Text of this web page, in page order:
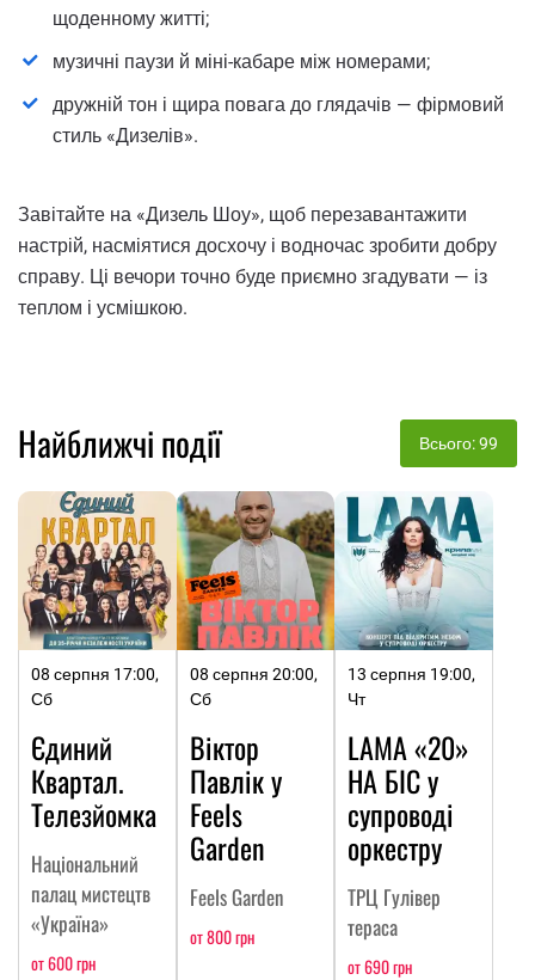
щоденному житті;
музичні паузи й міні-кабаре між номерами;
дружній тон і щира повага до глядачів — фірмовий
стиль «Дизелів».
Завітайте на «Дизель Шоу», щоб перезавантажити
настрій, насміятися досхочу і водночас зробити добру
справу. Ці вечори точно буде приємно згадувати — із
теплом і усмішкою.
Найближчі події Всього: 99
08 серпня 17:00,
Сб
Єдиний
Квартал.
Телезйомка
Національний
палац мистецтв
«Україна»
от 600 грн
08 серпня 20:00,
Сб
Віктор
Павлік у
Feels
Garden
Feels Garden
от 800 грн
13 серпня 19:00,
Чт
LAMA «20»
НА БІС у
супроводі
оркестру
ТРЦ Гулівер
тераса
от 690 грн